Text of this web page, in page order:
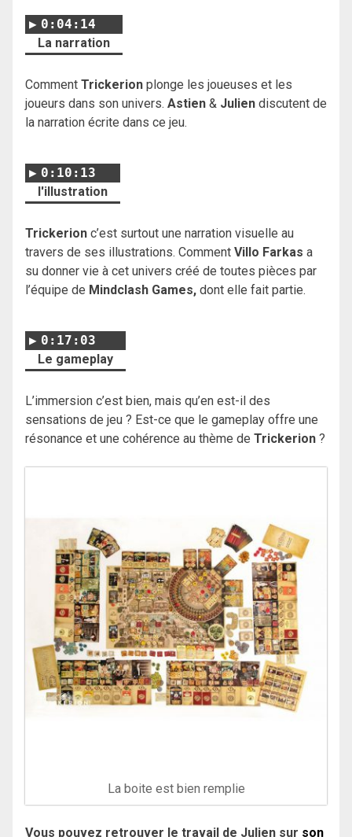
0:04:14
La narration
Comment Trickerion plonge les joueuses et les
joueurs dans son univers. Astien & Julien discutent de
la narration écrite dans ce jeu.
0:10:13
l'illustration
Trickerion c’est surtout une narration visuelle au
travers de ses illustrations. Comment Villo Farkas a
su donner vie à cet univers créé de toutes pièces par
l’équipe de Mindclash Games, dont elle fait partie.
0:17:03
Le gameplay
L’immersion c’est bien, mais qu’en est-il des
sensations de jeu ? Est-ce que le gameplay offre une
résonance et une cohérence au thème de Trickerion ?
La boite est bien remplie
Vous pouvez retrouver le travail de Julien sur son